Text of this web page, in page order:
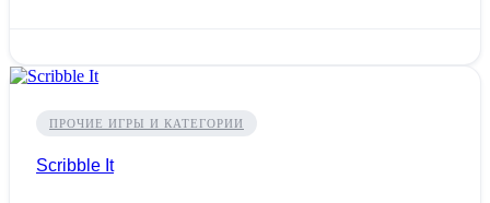
ПРОЧИЕ ИГРЫ И КАТЕГОРИИ
Scribble It